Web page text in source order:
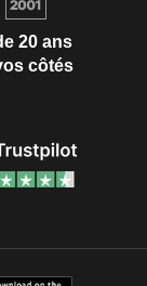
20 ans
côtés